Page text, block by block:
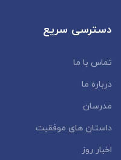
دسترسی سریع
تماس با ما
درباره ما
مدرسان
داستان‌ های موفقیت
اخبار روز